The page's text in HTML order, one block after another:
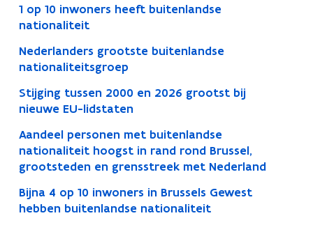
1 op 10 inwoners heeft buitenlandse
nationaliteit
Nederlanders grootste buitenlandse
nationaliteitsgroep
Stijging tussen 2000 en 2026 grootst bij
nieuwe EU-lidstaten
Aandeel personen met buitenlandse
nationaliteit hoogst in rand rond Brussel,
grootsteden en grensstreek met Nederland
Bijna 4 op 10 inwoners in Brussels Gewest
hebben buitenlandse nationaliteit